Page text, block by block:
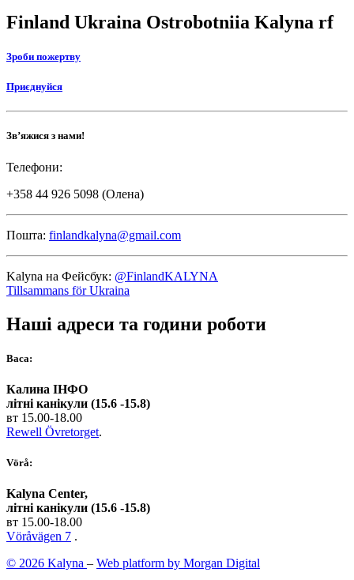
Finland Ukraina Ostrobotniia Kalyna rf
Зроби пожертву
Приєднуйся
Зв’яжися з нами!
Телефони:
+358 44 926 5098 (Олена)
Пошта: finlandkalyna@gmail.com
Kalyna на Фейсбук: @FinlandKALYNA
Tillsammans för Ukraina
Наші адреси та години роботи
Васа:
Калина ІНФО
літні канікули (15.6 -15.8)
вт 15.00-18.00
Rewell Övretorget.
Vörå:
Kalyna Center,
літні канікули (15.6 -15.8)
вт 15.00-18.00
Vöråvägen 7 .
© 2026 Kalyna – Web platform by Morgan Digital